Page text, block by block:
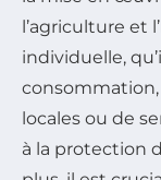
l’agriculture et
individuelle,
locales ou de
à la protection